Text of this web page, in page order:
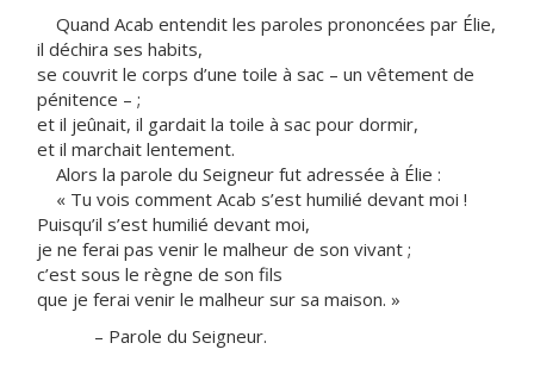
Quand Acab entendit les paroles prononcées par Élie,
il déchira ses habits,
se couvrit le corps d’une toile à sac – un vêtement de
pénitence – ;
et il jeûnait, il gardait la toile à sac pour dormir,
et il marchait lentement.
Alors la parole du Seigneur fut adressée à Élie :
« Tu vois comment Acab s’est humilié devant moi !
Puisqu’il s’est humilié devant moi,
je ne ferai pas venir le malheur de son vivant ;
c’est sous le règne de son fils
que je ferai venir le malheur sur sa maison. »
– Parole du Seigneur.